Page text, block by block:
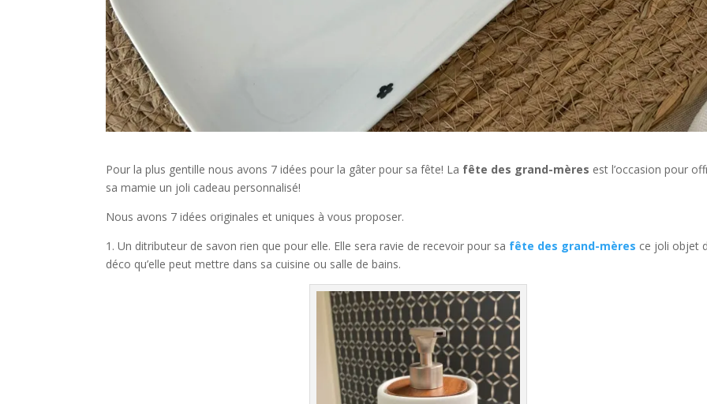
Pour la plus gentille nous avons 7 idées pour la gâter pour sa fête! La fête des grand-mères est l’occasion pour
sa mamie un joli cadeau personnalisé!
Nous avons 7 idées originales et uniques à vous proposer.
1. Un ditributeur de savon rien que pour elle. Elle sera ravie de recevoir pour sa fête des grand-mères ce joli objet
déco qu’elle peut mettre dans sa cuisine ou salle de bains.